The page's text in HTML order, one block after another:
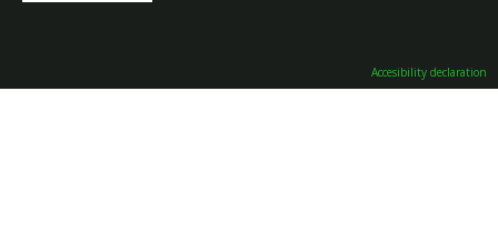
Accesibility declaration